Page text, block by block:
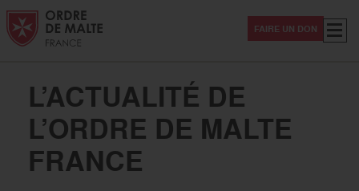
FAIRE UN DON
L’ACTUALITÉ DE
L’ORDRE DE MALTE
FRANCEThématiques